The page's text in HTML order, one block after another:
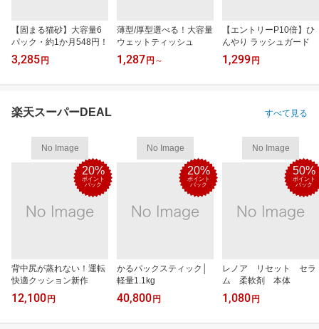
【固まる猫砂】大容量6
パック・約1か月548円！
3,285 円
薄型/厚型選べる！大容量
ウェットティッシュ
1,287 円 ～
【エントリーP10倍】ひ
んやり ラッシュガード
1,299 円
楽天スーパーDEAL すべて見る
No Image
20%
ポイント
バック
背中尻が蒸れない！運転
快適クッション新作
12,100 円
No Image
20%
ポイント
バック
かるパックスティック│
軽量1.1kg
40,800 円
No Image
50%
ポイント
バック
レノア リセット セラ
ム 柔軟剤 本体
1,080 円